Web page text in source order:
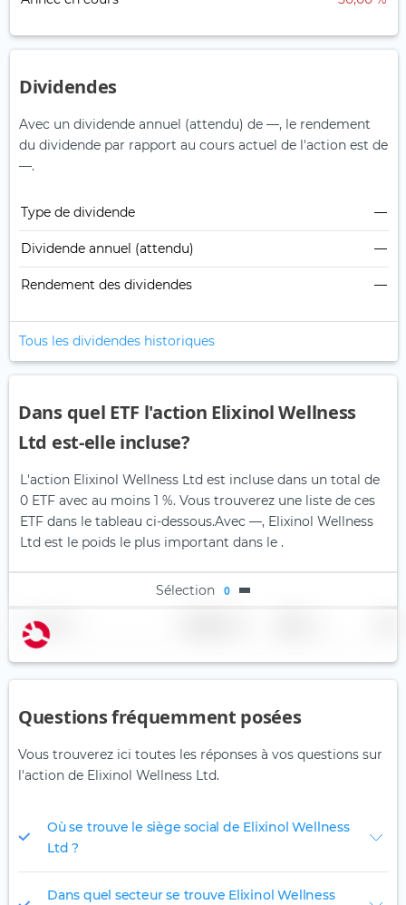
Dividendes
Avec un dividende annuel (attendu) de —, le rendement
du dividende par rapport au cours actuel de l'action est de
—.
Type de dividende —
Dividende annuel (attendu) —
Rendement des dividendes —
Tous les dividendes historiques
Dans quel ETF l'action Elixinol Wellness
Ltd est-elle incluse?
L'action Elixinol Wellness Ltd est incluse dans un total de
0 ETF avec au moins 1 %. Vous trouverez une liste de ces
ETF dans le tableau ci-dessous.Avec —, Elixinol Wellness
Ltd est le poids le plus important dans le .
Sélection 0
Nom
Questions fréquemment posées
Vous trouverez ici toutes les réponses à vos questions sur
l'action de Elixinol Wellness Ltd.
Où se trouve le siège social de Elixinol Wellness
Ltd ?
Dans quel secteur se trouve Elixinol Wellness